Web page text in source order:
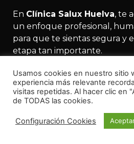
En Clínica Salux Huelva, te
un enfoque profesional,
para que te sientas segura y
etapa tan importante.
mismo y comienza tu
con total confianza.
Dr. Antonio
Usamos cookies en nuestro sitio
experiencia más relevante
visitas repetidas. Al hacer clic en
de TODAS las cookies.
Configuración Cookies